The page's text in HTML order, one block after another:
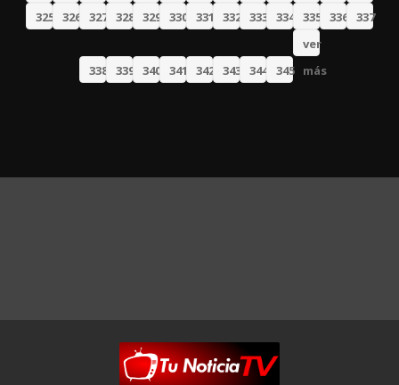
325
326 327 328 329 330 331 332 333 334 335 336 337
338 339 340 341 342 343 344 345
ver
más